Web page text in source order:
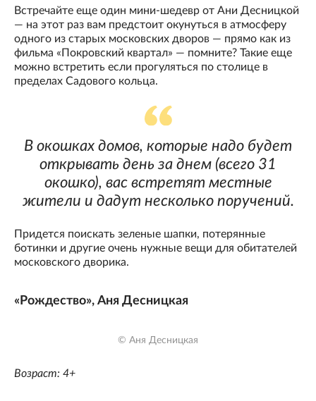
Встречайте еще один мини-шедевр от Ани Десницкой
— на этот раз вам предстоит окунуться в атмосферу
одного из старых московских дворов — прямо как из
фильма «Покровский квартал» — помните? Такие еще
можно встретить если прогуляться по столице в
пределах Садового кольца.
В окошках домов, которые надо будет
открывать день за днем (всего 31
окошко), вас встретят местные
жители и дадут несколько поручений.
Придется поискать зеленые шапки, потерянные
ботинки и другие очень нужные вещи для обитателей
московского дворика.
«Рождество», Аня Десницкая
© Аня Десницкая
Возраст: 4+